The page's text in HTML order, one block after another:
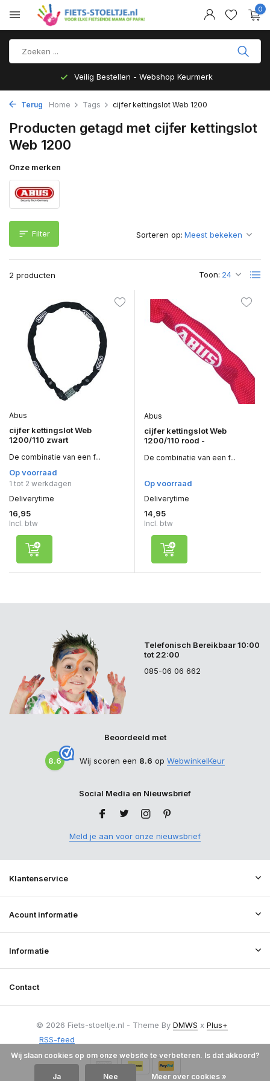
0
Veilig Bestellen - Webshop Keurmerk
Terug Home Tags cijfer kettingslot Web 1200
Producten getagd met cijfer kettingslot
Web 1200
Onze merken
Filter
2 producten Toon:
Sorteren op:
Abus
cijfer kettingslot Web
1200/110 zwart
De combinatie van een f...
Op voorraad
1 tot 2 werkdagen
Deliverytime
16,95
Incl. btw
Abus
cijfer kettingslot Web
1200/110 rood -
De combinatie van een f...
Op voorraad
Deliverytime
14,95
Incl. btw
Telefonisch Bereikbaar 10:00
tot 22:00
085-06 06 662
Beoordeeld met
8.6 Wij scoren een 8.6 op WebwinkelKeur
Social Media en Nieuwsbrief
Meld je aan voor onze nieuwsbrief
Klantenservice
Acount informatie
Informatie
Contact
© 2026 Fiets-stoeltje.nl - Theme By DMWS x Plus+
RSS-feed
Wij slaan cookies op om onze website te verbeteren. Is dat akkoord?
Ja Nee Meer over cookies »